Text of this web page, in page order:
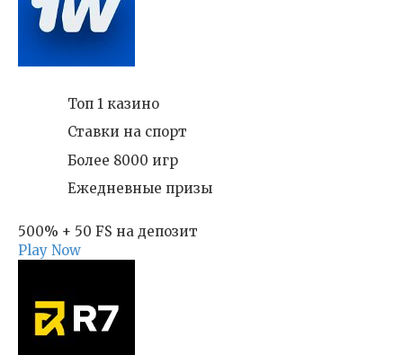
Топ 1 казино
Ставки на спорт
Более 8000 игр
Ежедневные призы
500% + 50 FS на депозит
Play Now